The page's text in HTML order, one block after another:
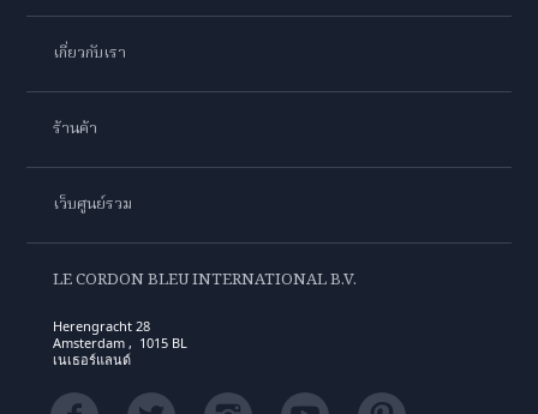
เกี่ยวกับเรา
ร้านค้า
เว็บศูนย์รวม
LE CORDON BLEU INTERNATIONAL B.V.
Herengracht 28
Amsterdam , 1015 BL
เนเธอร์แลนด์